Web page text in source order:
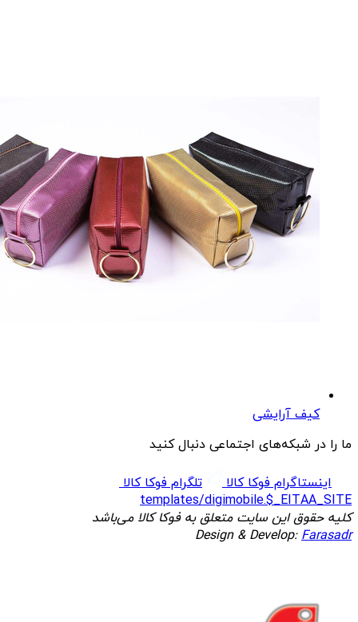
کیف آرایشی
ما را در شبکه‌های اجتماعی دنبال کنید
اینستاگرام فوکا کالا
تلگرام فوکا کالا
templates/digimobile.$_EITAA_SITE
کلیه حقوق این سایت متعلق به فوکا کالا می‌باشد
Design & Develop:Farasadr